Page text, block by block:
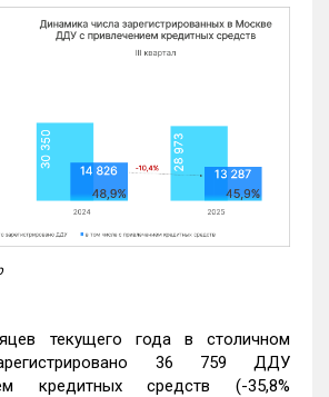
текущего года в столичном
36 759 ДДУ
кредитных средств (-35,8%